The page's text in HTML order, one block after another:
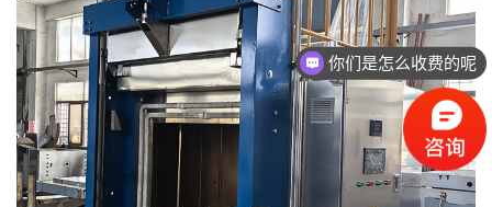
你们是怎么收费的呢